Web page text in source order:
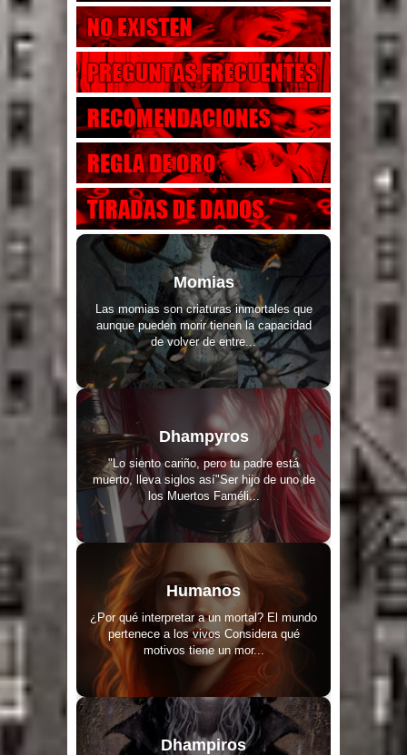
Momias
Las momias son criaturas inmortales que
aunque pueden morir tienen la capacidad
de volver de entre...
Dhampyros
"Lo siento cariño, pero tu padre está
muerto, lleva siglos así"Ser hijo de uno de
los Muertos Faméli...
Humanos
¿Por qué interpretar a un mortal? El mundo
pertenece a los vivos Considera qué
motivos tiene un mor...
Dhampiros